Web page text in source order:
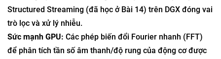
Structured Streaming (đã học ở Bài 14) trên DGX đóng vai
trò lọc và xử lý nhiễu.
Sức mạnh GPU: Các phép biến đổi Fourier nhanh (FFT)
để phân tích tần số âm thanh/độ rung của động cơ được